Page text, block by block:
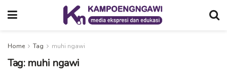
Home Tag muhi ngawi
Tag: muhi ngawi